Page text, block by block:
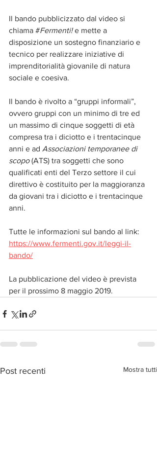
Il bando pubblicizzato dal video si
chiama #Fermenti! e mette a
disposizione un sostegno finanziario e
tecnico per realizzare iniziative di
imprenditorialità giovanile di natura
sociale e coesiva.
Il bando è rivolto a “gruppi informali”,
ovvero gruppi con un minimo di tre ed
un massimo di cinque soggetti di età
compresa tra i diciotto e i trentacinque
anni e ad Associazioni temporanee di
scopo (ATS) tra soggetti che sono
qualificati enti del Terzo settore il cui
direttivo è costituito per la maggioranza
da giovani tra i diciotto e i trentacinque
anni.
Tutte le informazioni sul bando al link:
https://www.fermenti.gov.it/leggi-il-
bando/
La pubblicazione del video è prevista
per il prossimo 8 maggio 2019.
Post recenti Mostra tutti